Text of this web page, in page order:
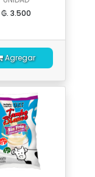
₲. 3.500
Agregar